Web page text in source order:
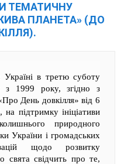
ТЕМАТИЧНУ
ПЛАНЕТА» (ДО
Україні в третю суботу
з 1999 року, згідно з
День довкілля» від 6
підтримку ініціативи
природного
України і громадських
щодо розвитку
свята свідчить про те,